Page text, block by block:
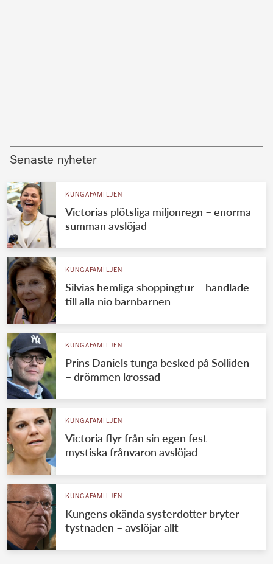
Senaste nyheter
KUNGAFAMILJEN
Victorias plötsliga miljonregn – enorma
summan avslöjad
KUNGAFAMILJEN
Silvias hemliga shoppingtur – handlade
till alla nio barnbarnen
KUNGAFAMILJEN
Prins Daniels tunga besked på Solliden
– drömmen krossad
KUNGAFAMILJEN
Victoria flyr från sin egen fest –
mystiska frånvaron avslöjad
KUNGAFAMILJEN
Kungens okända systerdotter bryter
tystnaden – avslöjar allt